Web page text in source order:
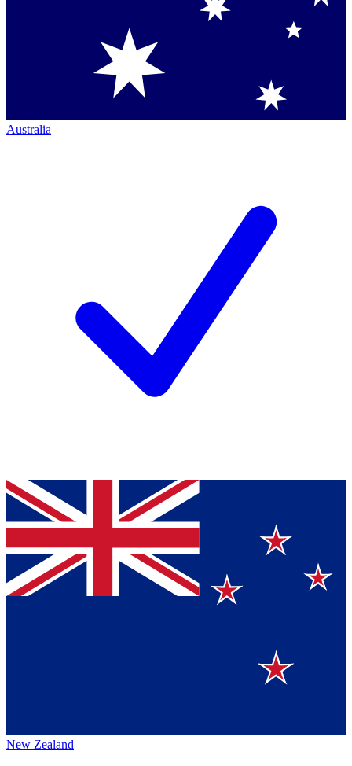
Australia
New Zealand